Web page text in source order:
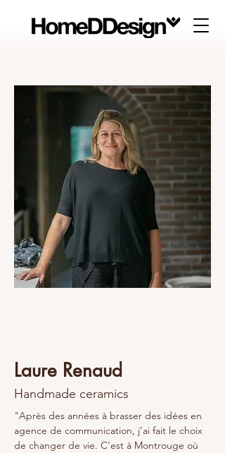
Laure Renaud
Handmade ceramics
"Après des années à brasser des idées en
agence de communication, j’ai fait le choix
de changer de vie. C’est à Montrouge où